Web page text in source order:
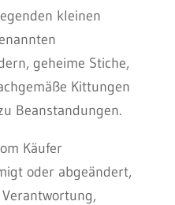
kleinen
geheime Stiche,
Kittungen
Beanstandungen.
Käufer
oder abgeändert,